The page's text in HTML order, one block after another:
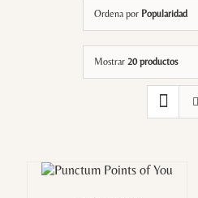
Ordena por Popularidad
Mostrar 20 productos